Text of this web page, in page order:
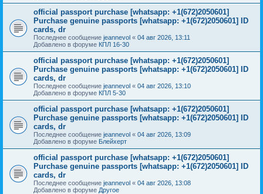
official passport purchase [whatsapp: +1(672)2050601]
Purchase genuine passports [whatsapp: +1(672)2050601] ID
cards, dr
Последнее сообщение jeannevol « 04 авг 2026, 13:11
Добавлено в форуме КПЛ 16-30
official passport purchase [whatsapp: +1(672)2050601]
Purchase genuine passports [whatsapp: +1(672)2050601] ID
cards, dr
Последнее сообщение jeannevol « 04 авг 2026, 13:10
Добавлено в форуме КПЛ 5-30
official passport purchase [whatsapp: +1(672)2050601]
Purchase genuine passports [whatsapp: +1(672)2050601] ID
cards, dr
Последнее сообщение jeannevol « 04 авг 2026, 13:09
Добавлено в форуме Блейхерт
official passport purchase [whatsapp: +1(672)2050601]
Purchase genuine passports [whatsapp: +1(672)2050601] ID
cards, dr
Последнее сообщение jeannevol « 04 авг 2026, 13:08
Добавлено в форуме Другое